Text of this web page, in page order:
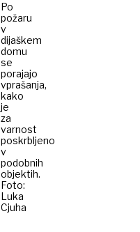
Po
požaru
v
dijaškem
domu
se
porajajo
vprašanja,
kako
je
za
varnost
poskrbljeno
v
podobnih
objektih.
Foto:
Luka
Cjuha